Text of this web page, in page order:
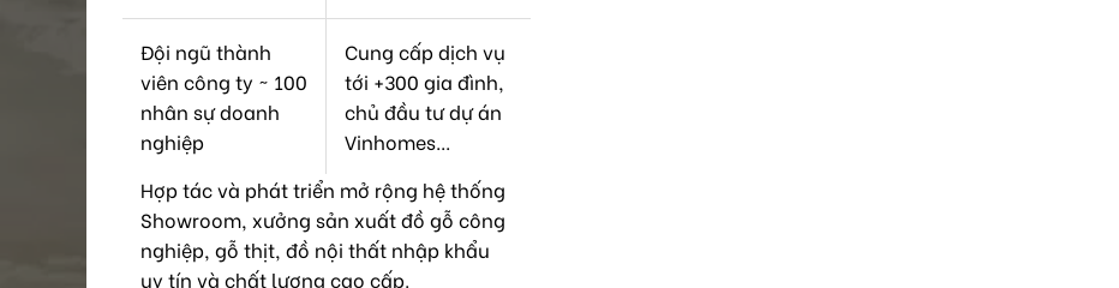
Đội ngũ thành
viên công ty ~ 100
nhân sự doanh
nghiệp
Cung cấp dịch vụ
tới +300 gia đình,
chủ đầu tư dự án
Vinhomes...
Hợp tác và phát triển mở rộng hệ thống
Showroom, xưởng sản xuất đồ gỗ công
nghiệp, gỗ thịt, đồ nội thất nhập khẩu
uy tín và chất lượng cao cấp.